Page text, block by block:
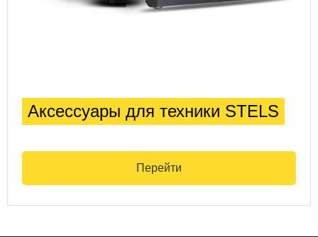
Аксессуары для техники STELS
Перейти